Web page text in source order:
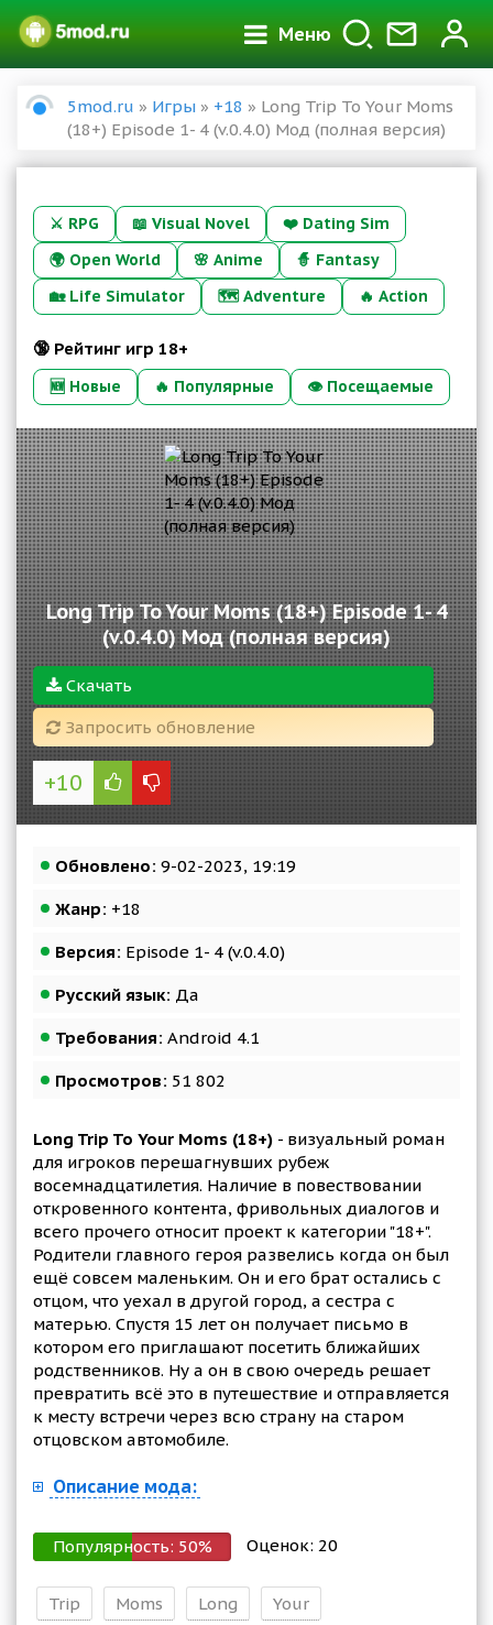
Меню
5mod.ru » Игры » +18 » Long Trip To Your Moms
(18+) Episode 1- 4 (v.0.4.0) Мод (полная версия)
⚔️ RPG 📖 Visual Novel ❤️ Dating Sim
🌍 Open World 🌸 Anime 🧙 Fantasy
🏡 Life Simulator 🗺️ Adventure 🔥 Action
🔞 Рейтинг игр 18+
🆕 Новые 🔥 Популярные 👁 Посещаемые
Long Trip To Your Moms (18+) Episode 1- 4
(v.0.4.0) Мод (полная версия)
Скачать
Запросить обновление
+10
Обновлено: 9-02-2023, 19:19
Жанр: +18
Версия: Episode 1- 4 (v.0.4.0)
Русский язык: Да
Требования: Android 4.1
Просмотров: 51 802
Long Trip To Your Moms (18+) - визуальный роман
для игроков перешагнувших рубеж
восемнадцатилетия. Наличие в повествовании
откровенного контента, фривольных диалогов и
всего прочего относит проект к категории "18+".
Родители главного героя развелись когда он был
ещё совсем маленьким. Он и его брат остались с
отцом, что уехал в другой город, а сестра с
матерью. Спустя 15 лет он получает письмо в
котором его приглашают посетить ближайших
родственников. Ну а он в свою очередь решает
превратить всё это в путешествие и отправляется
к месту встречи через всю страну на старом
отцовском автомобиле.
Описание мода:
Популярность: 50% Оценок: 20
Trip Moms Long Your